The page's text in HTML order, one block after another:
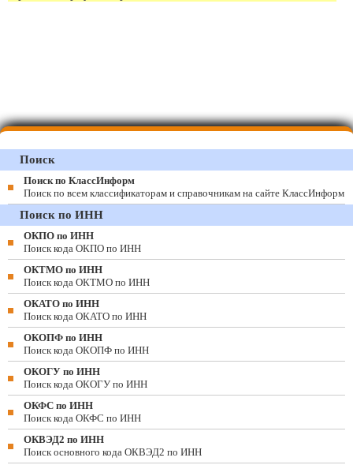
Поиск
Поиск по КлассИнформ
Поиск по всем классификаторам и справочникам на сайте КлассИнформ
Поиск по ИНН
ОКПО по ИНН
Поиск кода ОКПО по ИНН
ОКТМО по ИНН
Поиск кода ОКТМО по ИНН
ОКАТО по ИНН
Поиск кода ОКАТО по ИНН
ОКОПФ по ИНН
Поиск кода ОКОПФ по ИНН
ОКОГУ по ИНН
Поиск кода ОКОГУ по ИНН
ОКФС по ИНН
Поиск кода ОКФС по ИНН
ОКВЭД2 по ИНН
Поиск основного кода ОКВЭД2 по ИНН